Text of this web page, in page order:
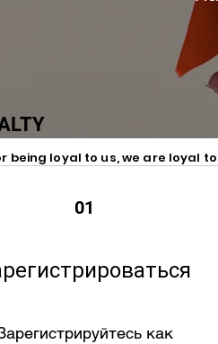
01
как
being loyal to us, we are loyal